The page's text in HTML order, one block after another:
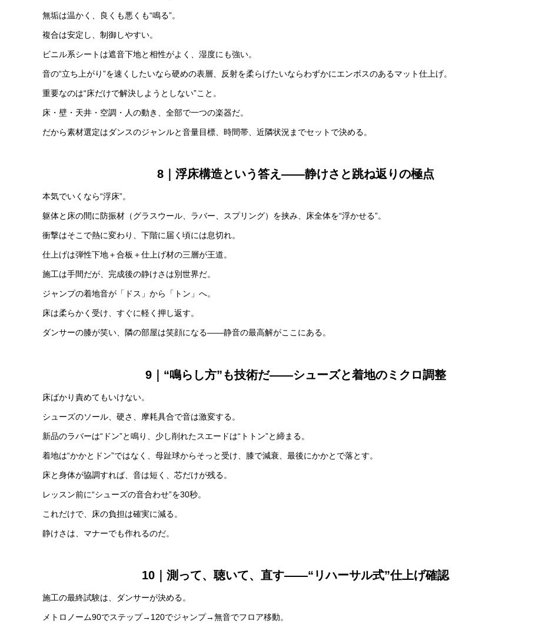
無垢は温かく、良くも悪くも“鳴る”。
複合は安定し、制御しやすい。
ビニル系シートは遮音下地と相性がよく、湿度にも強い。
音の“立ち上がり”を速くしたいなら硬めの表層、反射を柔らげたいならわずかにエンボスのあるマット仕上げ。
重要なのは“床だけで解決しようとしない”こと。
床・壁・天井・空調・人の動き、全部で一つの楽器だ。
だから素材選定はダンスのジャンルと音量目標、時間帯、近隣状況までセットで決める。
8｜浮床構造という答え——静けさと跳ね返りの極点
本気でいくなら“浮床”。
躯体と床の間に防振材（グラスウール、ラバー、スプリング）を挟み、床全体を“浮かせる”。
衝撃はそこで熱に変わり、下階に届く頃には息切れ。
仕上げは弾性下地＋合板＋仕上げ材の三層が王道。
施工は手間だが、完成後の静けさは別世界だ。
ジャンプの着地音が「ドス」から「トン」へ。
床は柔らかく受け、すぐに軽く押し返す。
ダンサーの膝が笑い、隣の部屋は笑顔になる——静音の最高解がここにある。
9｜“鳴らし方”も技術だ——シューズと着地のミクロ調整
床ばかり責めてもいけない。
シューズのソール、硬さ、摩耗具合で音は激変する。
新品のラバーは“ドン”と鳴り、少し削れたスエードは“トトン”と締まる。
着地は“かかとドン”ではなく、母趾球からそっと受け、膝で減衰、最後にかかとで落とす。
床と身体が協調すれば、音は短く、芯だけが残る。
レッスン前に“シューズの音合わせ”を30秒。
これだけで、床の負担は確実に減る。
静けさは、マナーでも作れるのだ。
10｜測って、聴いて、直す——“リハーサル式”仕上げ確認
施工の最終試験は、ダンサーが決める。
メトロノーム90でステップ→120でジャンプ→無音でフロア移動。